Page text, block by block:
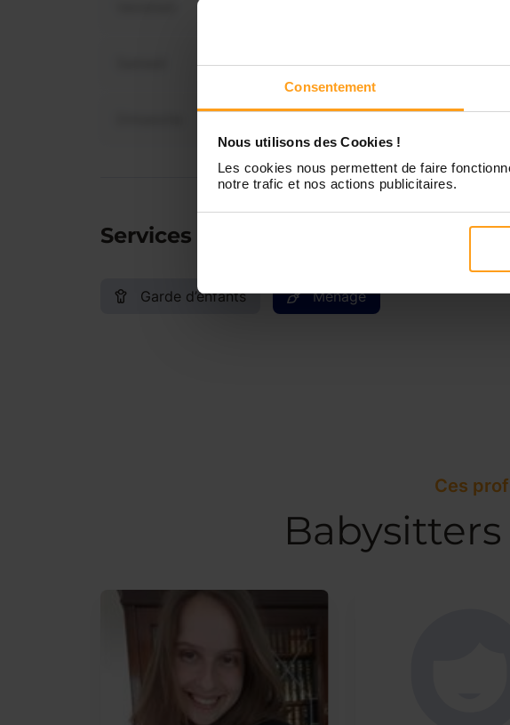
Consentement
Nous utilisons des Cookies !
Les cookies nous permettent de faire
notre trafic et nos actions publicitaires.
Services proposés
Garde d’enfants Ménage
Ces